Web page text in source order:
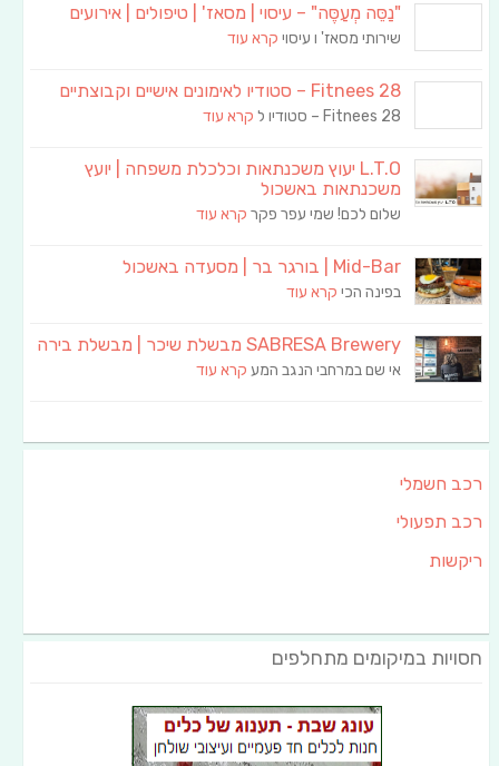
"נַסֵּה מְעַסֶּה" – עיסוי | מסאז' | טיפולים | אירועים
שירותי מסאז' ו עיסוי קרא עוד
Fitnees 28 – סטודיו לאימונים אישיים וקבוצתיים
Fitnees 28 – סטודיו ל קרא עוד
L.T.O יעוץ משכנתאות וכלכלת משפחה | יועץ
משכנתאות באשכול
שלום לכם! שמי עפר פקר קרא עוד
Mid-Bar | בורגר בר | מסעדה באשכול
בפינה הכי קרא עוד
SABRESA Brewery מבשלת שיכר | מבשלת בירה
אי שם במרחבי הנגב המע קרא עוד
רכב חשמלי
רכב תפעולי
ריקשות
חסויות במיקומים מתחלפים